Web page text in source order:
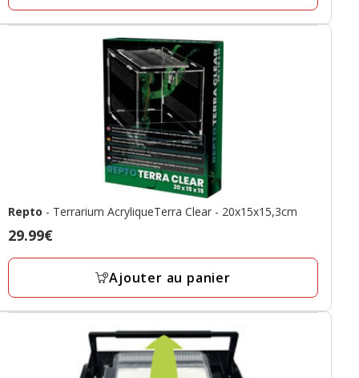
Repto - Terrarium AcryliqueTerra Clear - 20x15x15,3cm
Prix
29.99€
29.99€
Ajouter au panier